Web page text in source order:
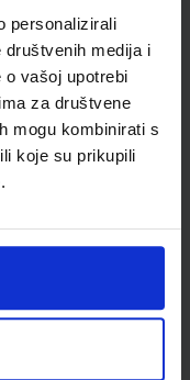
personalizirali
medija i
vašoj upotrebi
za društvene
mogu kombinirati s
koje su prikupili